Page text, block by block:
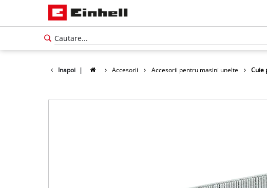
Inapoi | Accesorii Accesorii pentru masini unelte Cuie